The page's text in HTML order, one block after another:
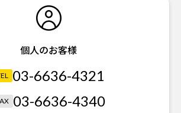
個人のお客様
03-6636-4321
03-6636-4340